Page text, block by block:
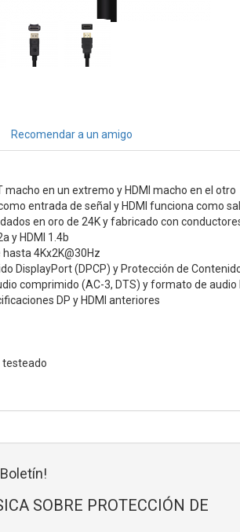
Recomendar a un amigo
macho en un extremo y HDMI macho en el otro
entrada de señal y HDMI funciona como
en oro de 24K y fabricado con
y HDMI 1.4b
4Kx2K@30Hz
DisplayPort (DPCP) y Protección de
comprimido (AC-3, DTS) y formato de audio
DP y HDMI anteriores
testeado
SOBRE PROTECCIÓN DE